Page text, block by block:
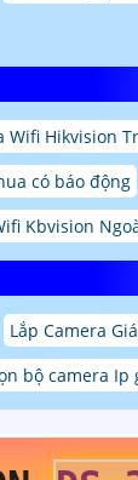
Wifi Hikvision
có báo động
Kbvision
Lắp Camera
bộ camera